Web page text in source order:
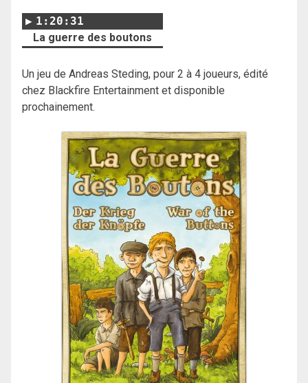
1:20:31
La guerre des boutons
Un jeu de Andreas Steding, pour 2 à 4 joueurs, édité
chez Blackfire Entertainment et disponible
prochainement.